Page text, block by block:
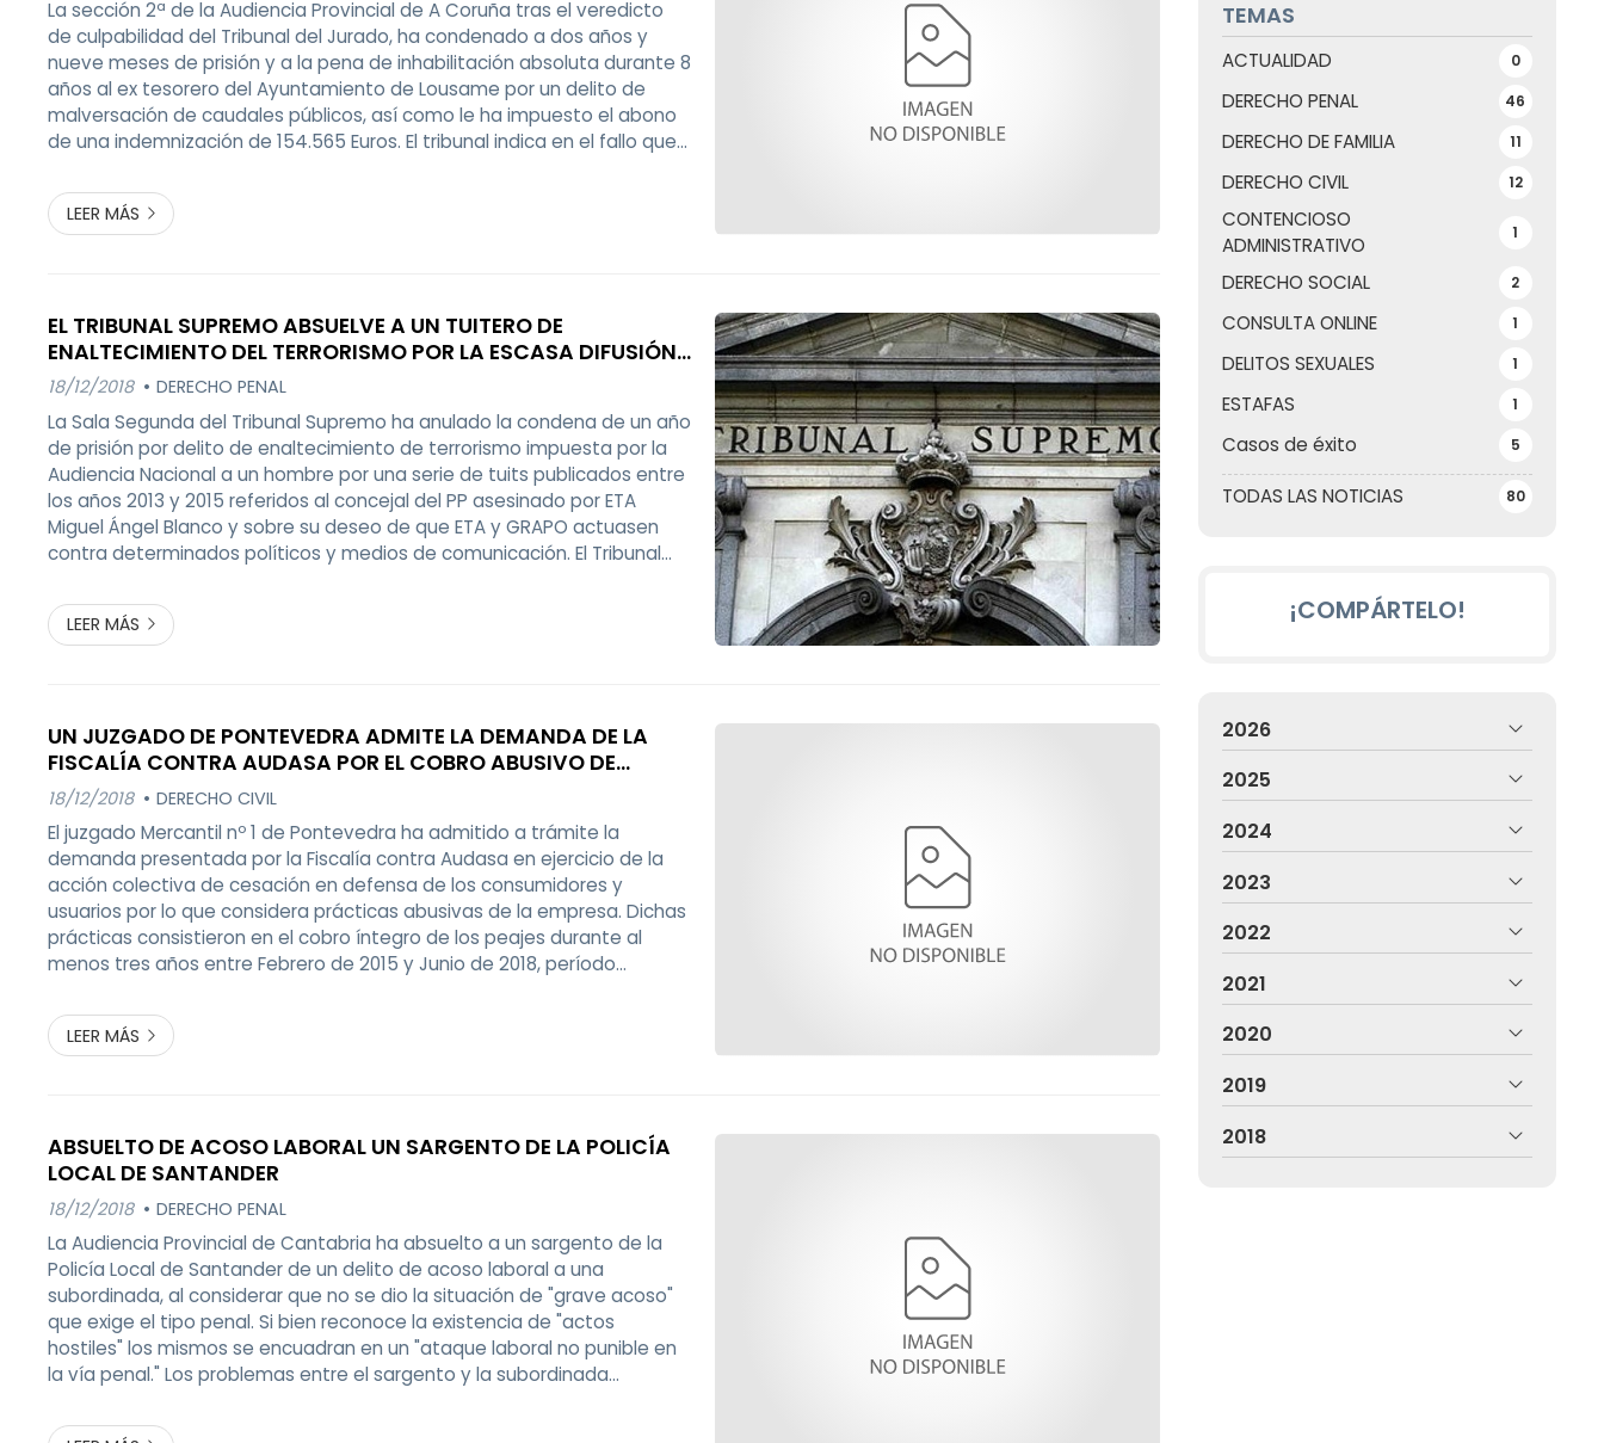
TEMAS
TODAS LAS NOTICIAS 80
ACTUALIDAD 0
DERECHO PENAL 46
DERECHO DE FAMILIA 11
DERECHO CIVIL 12
CONTENCIOSO
ADMINISTRATIVO
1
DERECHO SOCIAL 2
CONSULTA ONLINE 1
DELITOS SEXUALES 1
ESTAFAS 1
Casos de éxito 5
La sección 2ª de la Audiencia Provincial de A Coruña tras el veredicto
de culpabilidad del Tribunal del Jurado, ha condenado a dos años y
nueve meses de prisión y a la pena de inhabilitación absoluta durante 8
años al ex tesorero del Ayuntamiento de Lousame por un delito de
malversación de caudales públicos, así como le ha impuesto el abono
de una indemnización de 154.565 Euros. El tribunal indica en el fallo que
tenía a las cuent...
LEER MÁS
EL TRIBUNAL SUPREMO ABSUELVE A UN TUITERO DE
ENALTECIMIENTO DEL TERRORISMO POR LA ESCASA DIFUSIÓN
Y EL LEVE IMPACTO DE SUS MENSAJES
18/12/2018 DERECHO PENAL
La Sala Segunda del Tribunal Supremo ha anulado la condena de un año
de prisión por delito de enaltecimiento de terrorismo impuesta por la
Audiencia Nacional a un hombre por una serie de tuits publicados entre
los años 2013 y 2015 referidos al concejal del PP asesinado por ETA
Miguel Ángel Blanco y sobre su deseo de que ETA y GRAPO actuasen
contra determinados políticos y medios de comunicación. El Tribunal
el reproche penal en ...
LEER MÁS
UN JUZGADO DE PONTEVEDRA ADMITE LA DEMANDA DE LA
FISCALÍA CONTRA AUDASA POR EL COBRO ABUSIVO DE
PEAJES
18/12/2018 DERECHO CIVIL
El juzgado Mercantil nº 1 de Pontevedra ha admitido a trámite la
demanda presentada por la Fiscalía contra Audasa en ejercicio de la
acción colectiva de cesación en defensa de los consumidores y
usuarios por lo que considera prácticas abusivas de la empresa. Dichas
prácticas consistieron en el cobro íntegro de los peajes durante al
menos tres años entre Febrero de 2015 y Junio de 2018, período
autopista en el entorno del puente...
LEER MÁS
ABSUELTO DE ACOSO LABORAL UN SARGENTO DE LA POLICÍA
LOCAL DE SANTANDER
18/12/2018 DERECHO PENAL
La Audiencia Provincial de Cantabria ha absuelto a un sargento de la
Policía Local de Santander de un delito de acoso laboral a una
subordinada, al considerar que no se dio la situación de "grave acoso"
que exige el tipo penal. Si bien reconoce la existencia de "actos
hostiles" los mismos se encuadran en un "ataque laboral no punible en
la vía penal." Los problemas entre el sargento y la subordinada
cambiar ciertos modos de traba...
¡COMPÁRTELO!
2026
2025
2024
2023
2022
2021
2020
2019
2018